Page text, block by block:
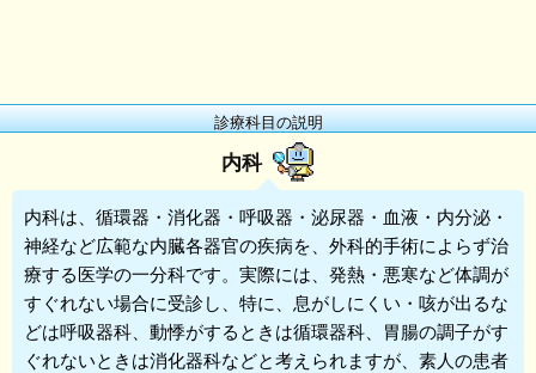
診療科目の説明
内科
内科は、循環器・消化器・呼吸器・泌尿器・血液・内分泌・
神経など広範な内臓各器官の疾病を、外科的手術によらず治
療する医学の一分科です。実際には、発熱・悪寒など体調が
すぐれない場合に受診し、特に、息がしにくい・咳が出るな
どは呼吸器科、動悸がするときは循環器科、胃腸の調子がす
ぐれないときは消化器科などと考えられますが、素人の患者